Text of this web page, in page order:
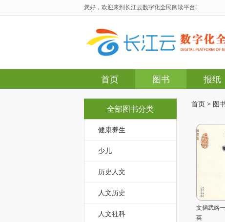
您好，欢迎来到长江云数字化全民阅读平台!
首页 图书 报纸
全部图书分类
健康养生
少儿
历史人文
人文历史
人文社科
首页 > 图
文韬武略
英